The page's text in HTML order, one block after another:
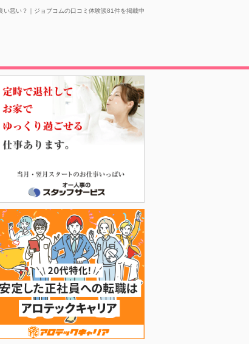
い悪い？｜ジョブコムの口コミ体験談81件を掲載中